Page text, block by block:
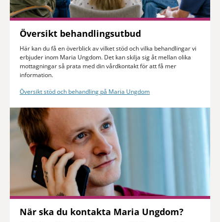
Översikt behandlingsutbud
Här kan du få en överblick av vilket stöd och vilka behandlingar vi
erbjuder inom Maria Ungdom. Det kan skilja sig åt mellan olika
mottagningar så prata med din vårdkontakt för att få mer
information.
Översikt stöd och behandling på Maria Ungdom
När ska du kontakta Maria Ungdom?